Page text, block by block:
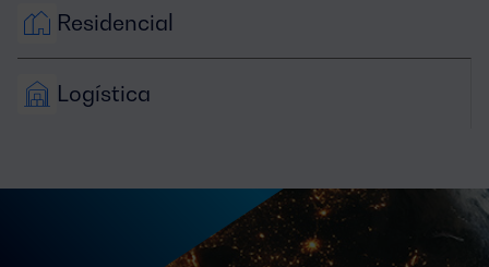
Residencial
Logística